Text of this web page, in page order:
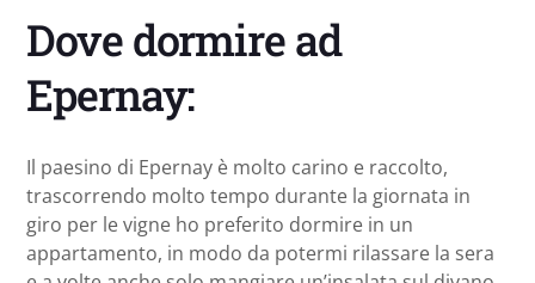
Dove dormire ad
Epernay:
Il paesino di Epernay è molto carino e raccolto,
trascorrendo molto tempo durante la giornata in
giro per le vigne ho preferito dormire in un
appartamento, in modo da potermi rilassare la sera